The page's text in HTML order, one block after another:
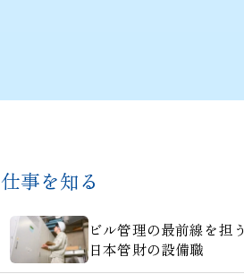
仕事を知る
ビル管理の最前線を担う
日本管財の設備職